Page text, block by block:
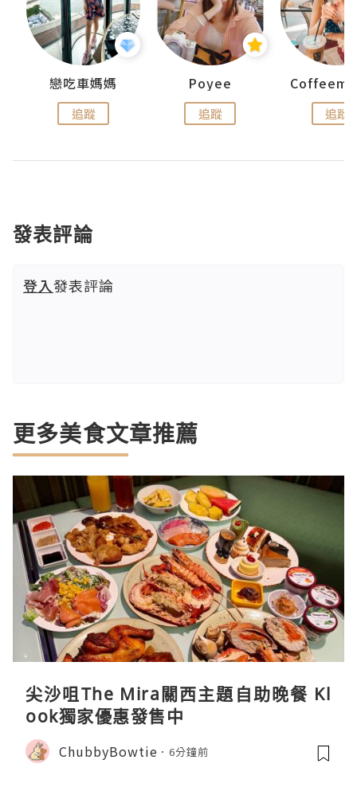
戀吃車媽媽
追蹤
Poyee
追蹤 追蹤
發表評論
登入發表評論
更多美食文章推薦
尖沙咀The Mira關西主題自助晚餐 Kl
ook獨家優惠發售中
ChubbyBowtie 6分鐘前